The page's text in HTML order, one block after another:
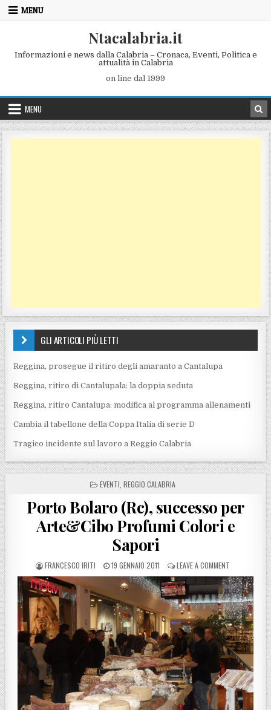
Skip to content
MENU
Ntacalabria.it
Informazioni e news dalla Calabria – Cronaca, Eventi, Politica e
attualità in Calabria
on line dal 1999
MENU
GLI ARTICOLI PIÙ LETTI
Reggina, prosegue il ritiro degli amaranto a Cantalupa
Reggina, ritiro di Cantalupala: la doppia seduta
Reggina, ritiro Cantalupa: modifica al programma allenamenti
Cambia il tabellone della Coppa Italia di serie D
Tragico incidente sul lavoro a Reggio Calabria
POSTED IN
EVENTI REGGIO CALABRIA
Porto Bolaro (Rc), successo per
Arte&Cibo Profumi Colori e
Sapori
POSTED BY
FRANCESCO IRITI POSTED ON
19 GENNAIO 2011 LEAVE A COMMENTON PORTO